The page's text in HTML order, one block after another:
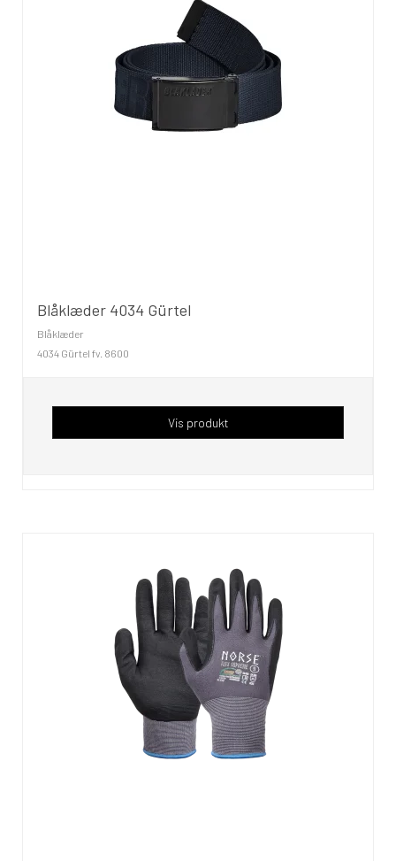
Blåklæder 4034 Gürtel
Blåklæder
4034 Gürtel fv. 8600
Vis produkt